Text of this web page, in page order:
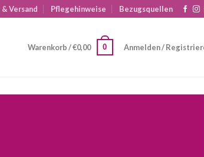
Versand Pflegehinweise Bezugsquellen
Warenkorb /€0,00 0 Anmelden /